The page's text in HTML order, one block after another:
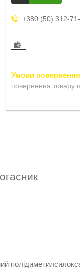
+380 (50) 312-
повернення товару